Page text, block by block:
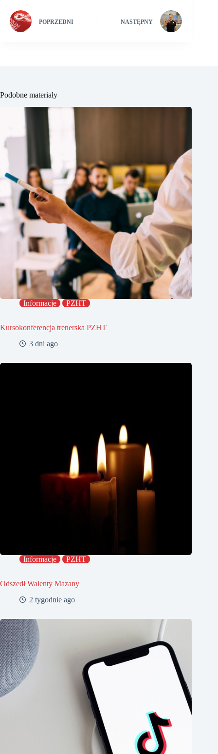
POPRZEDNI NASTĘPNY
Podobne materiały
Informacje PZHT
Kursokonferencja trenerska PZHT
3 dni ago
Informacje PZHT
Odszedł Walenty Mazany
2 tygodnie ago